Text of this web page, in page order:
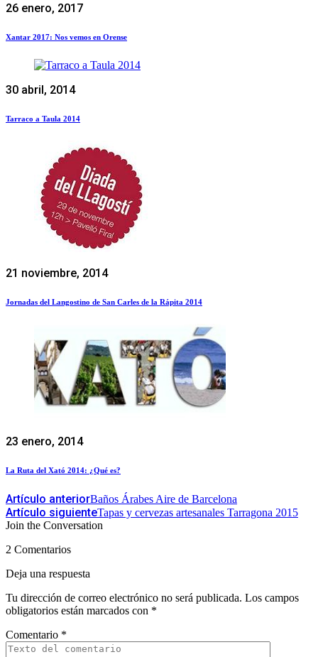
26 enero, 2017
Xantar 2017: Nos vemos en Orense
30 abril, 2014
Tarraco a Taula 2014
21 noviembre, 2014
Jornadas del Langostino de San Carles de la Rápita 2014
23 enero, 2014
La Ruta del Xató 2014: ¿Qué es?
Artículo anteriorBaños Árabes Aire de Barcelona
Artículo siguienteTapas y cervezas artesanales Tarragona 2015
Join the Conversation
2 Comentarios
Deja una respuesta
Tu dirección de correo electrónico no será publicada. Los campos
obligatorios están marcados con *
Comentario *